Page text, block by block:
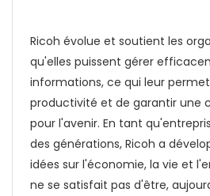
Ricoh évolue et soutient les
qu'elles puissent gérer
informations, ce qui leur
productivité et de garantir une
pour l'avenir. En tant
des générations, Ricoh a
idées sur l'économie, la vie et
ne se satisfait pas d'être,